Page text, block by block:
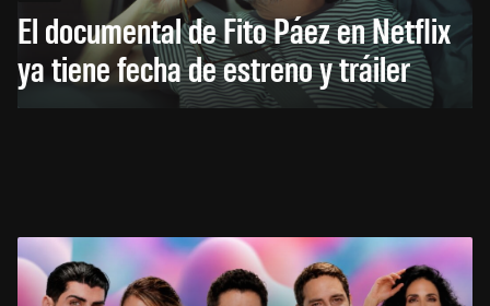
El documental de Fito Páez en Netflix
ya tiene fecha de estreno y tráiler